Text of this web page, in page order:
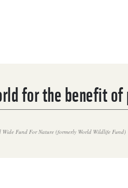
for the benefit of
Fund For Nature (formerly World Wildlife Fund)